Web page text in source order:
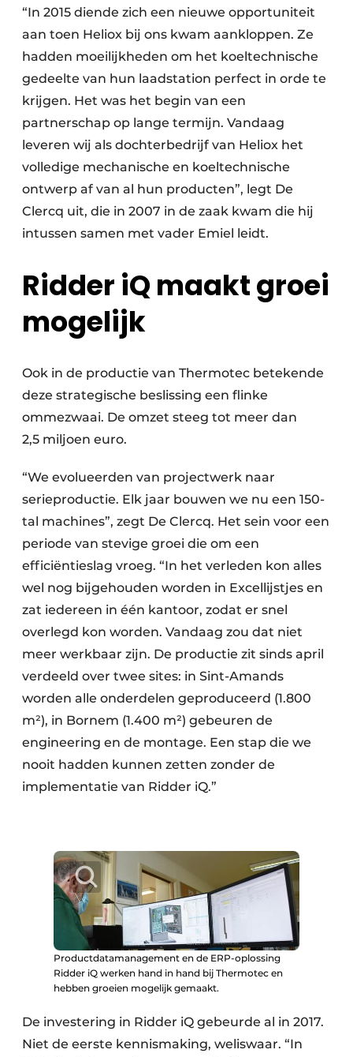
“In 2015 diende zich een nieuwe opportuniteit
aan toen Heliox bij ons kwam aankloppen. Ze
hadden moeilijkheden om het koeltechnische
gedeelte van hun laadstation perfect in orde te
krijgen. Het was het begin van een
partnerschap op lange termijn. Vandaag
leveren wij als dochterbedrijf van Heliox het
volledige mechanische en koeltechnische
ontwerp af van al hun producten”, legt De
Clercq uit, die in 2007 in de zaak kwam die hij
intussen samen met vader Emiel leidt.
Ridder iQ maakt groei
mogelijk
Ook in de productie van Thermotec betekende
deze strategische beslissing een flinke
ommezwaai. De omzet steeg tot meer dan
2,5 miljoen euro.
“We evolueerden van projectwerk naar
serieproductie. Elk jaar bouwen we nu een 150-
tal machines”, zegt De Clercq. Het sein voor een
periode van stevige groei die om een
efficiëntieslag vroeg. “In het verleden kon alles
wel nog bijgehouden worden in Excellijstjes en
zat iedereen in één kantoor, zodat er snel
overlegd kon worden. Vandaag zou dat niet
meer werkbaar zijn. De productie zit sinds april
verdeeld over twee sites: in Sint-Amands
worden alle onderdelen geproduceerd (1.800
m²), in Bornem (1.400 m²) gebeuren de
engineering en de montage. Een stap die we
nooit hadden kunnen zetten zonder de
implementatie van Ridder iQ.”
Productdatamanagement en de ERP-oplossing
Ridder iQ werken hand in hand bij Thermotec en
hebben groeien mogelijk gemaakt.
De investering in Ridder iQ gebeurde al in 2017.
Niet de eerste kennismaking, weliswaar. “In